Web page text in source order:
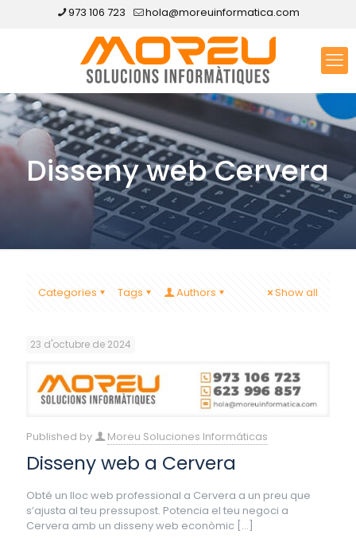
973 106 723 hola@moreuinformatica.com
Disseny web Cervera
Categories Tags Authors Show all
23 d'octubre de 2024
Published by Moreu Soluciones Informáticas
Disseny web a Cervera
Obté un lloc web professional a Cervera a un preu que
s’ajusta al teu pressupost. Potencia el teu negoci a
Cervera amb un disseny web econòmic […]